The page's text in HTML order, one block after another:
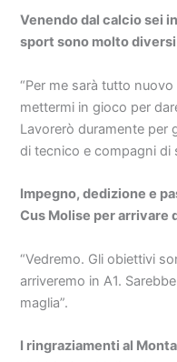
Venendo dal calcio sei
sport sono molto
“Per me sarà tutto
mettermi in gioco per
Lavorerò duramente per
di tecnico e compagni di
Impegno, dedizione e
Cus Molise per arrivare
“Vedremo. Gli obiettivi
arriveremo in A1.
maglia”.
I ringraziamenti al